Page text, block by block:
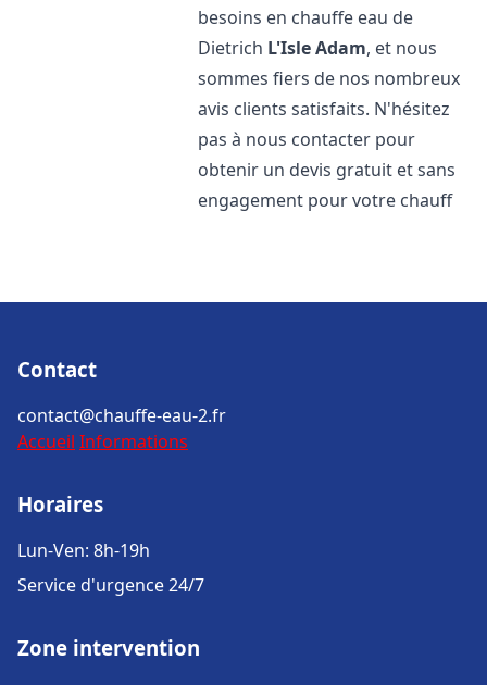
besoins en chauffe eau de
Dietrich L'Isle Adam, et nous
sommes fiers de nos nombreux
avis clients satisfaits. N'hésitez
pas à nous contacter pour
obtenir un devis gratuit et sans
engagement pour votre chauff
Contact
contact@chauffe-eau-2.fr
Accueil Informations
Horaires
Lun-Ven: 8h-19h
Service d'urgence 24/7
Zone intervention